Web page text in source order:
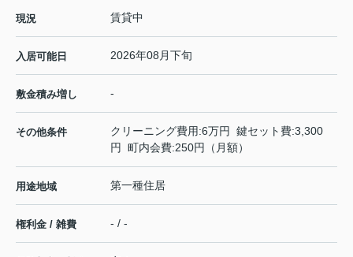
現況 賃貸中
入居可能日 2026年08月下旬
敷金積み増し -
その他条件
クリーニング費用:6万円 鍵セット費:3,300
円 町内会費:250円（月額）
用途地域 第一種住居
権利金 / 雑費 - / -